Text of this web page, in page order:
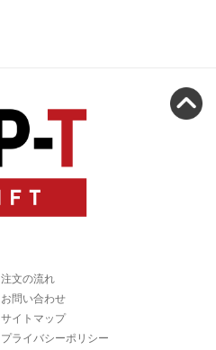
注文の流れ
お問い合わせ
サイトマップ
プライバシーポリシー